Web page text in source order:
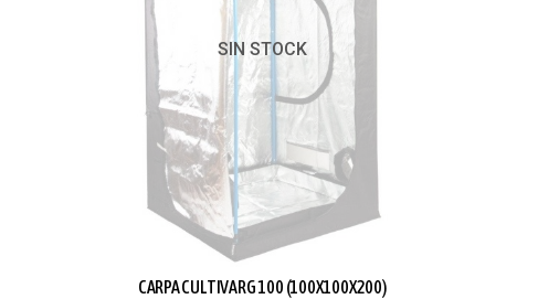
SIN STOCK
CARPA CULTIVARG 100 (100X100X200)